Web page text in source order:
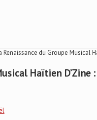
Renaissance du Groupe Musical
Haïtien